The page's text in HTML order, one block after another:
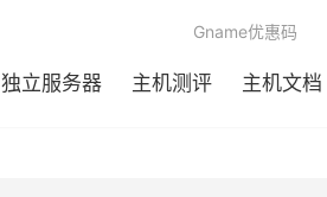
独立服务器 主机测评 主机文档
Gname优惠码